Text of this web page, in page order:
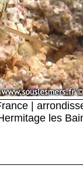
|
les